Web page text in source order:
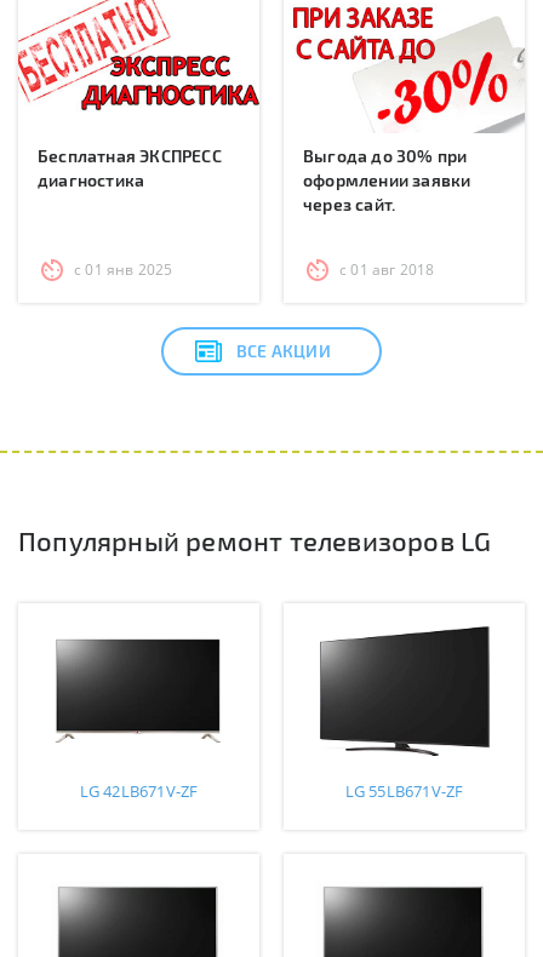
Бесплатная ЭКСПРЕСС
диагностика
с 01 янв 2025
Выгода до 30% при
оформлении заявки
через сайт.
с 01 авг 2018
ВСЕ АКЦИИ
Популярный ремонт телевизоров LG
LG 42LB671V-ZF LG 55LB671V-ZF